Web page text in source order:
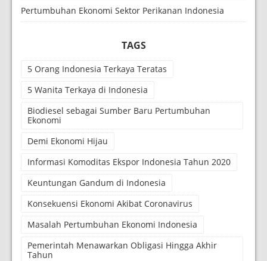
Pertumbuhan Ekonomi Sektor Perikanan Indonesia
TAGS
5 Orang Indonesia Terkaya Teratas
5 Wanita Terkaya di Indonesia
Biodiesel sebagai Sumber Baru Pertumbuhan
Ekonomi
Demi Ekonomi Hijau
Informasi Komoditas Ekspor Indonesia Tahun 2020
Keuntungan Gandum di Indonesia
Konsekuensi Ekonomi Akibat Coronavirus
Masalah Pertumbuhan Ekonomi Indonesia
Pemerintah Menawarkan Obligasi Hingga Akhir
Tahun